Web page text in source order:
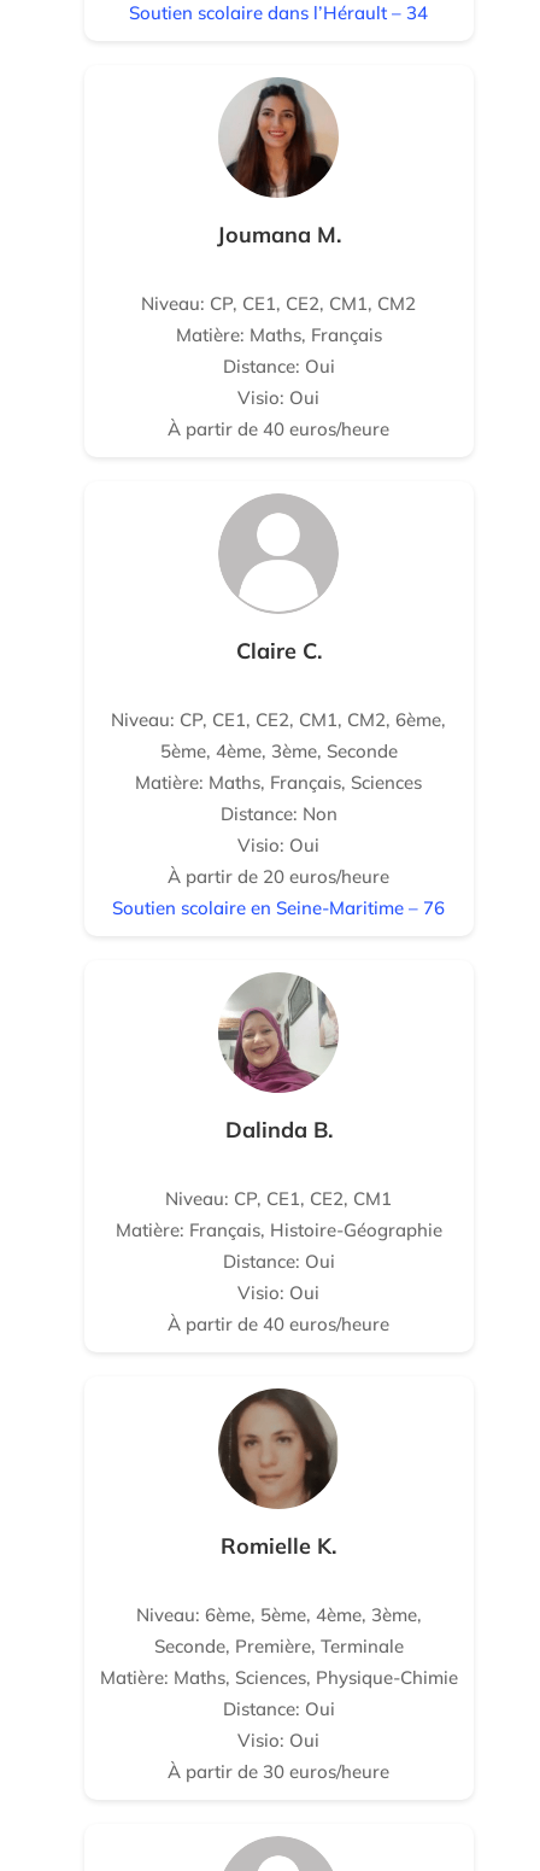
Soutien scolaire dans l’Hérault – 34
Joumana M.
Niveau: CP, CE1, CE2, CM1, CM2
Matière: Maths, Français
Distance: Oui
Visio: Oui
À partir de 40 euros/heure
Claire C.
Niveau: CP, CE1, CE2, CM1, CM2, 6ème,
5ème, 4ème, 3ème, Seconde
Matière: Maths, Français, Sciences
Distance: Non
Visio: Oui
À partir de 20 euros/heure
Soutien scolaire en Seine-Maritime – 76
Dalinda B.
Niveau: CP, CE1, CE2, CM1
Matière: Français, Histoire-Géographie
Distance: Oui
Visio: Oui
À partir de 40 euros/heure
Romielle K.
Niveau: 6ème, 5ème, 4ème, 3ème,
Seconde, Première, Terminale
Matière: Maths, Sciences, Physique-Chimie
Distance: Oui
Visio: Oui
À partir de 30 euros/heure